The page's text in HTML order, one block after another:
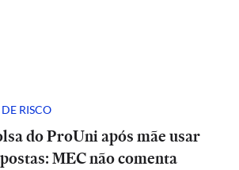
RISCO
do ProUni após mãe usar
MEC não comenta